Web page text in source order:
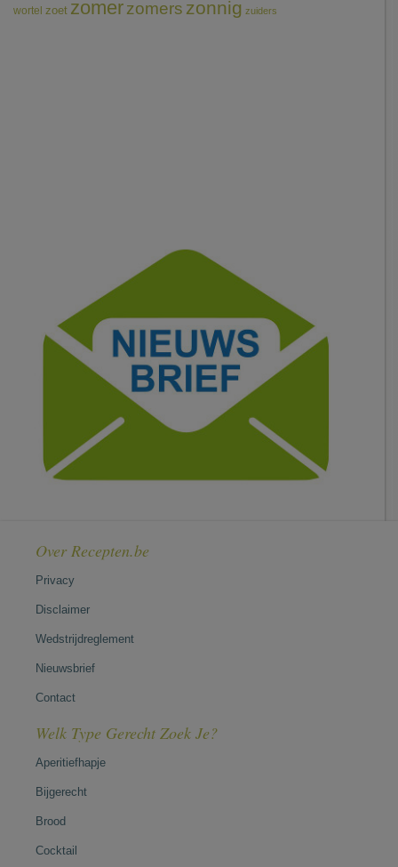
wortel zoet zomerzomers zonnig zuiders
Over Recepten.be
Privacy
Disclaimer
Wedstrijdreglement
Nieuwsbrief
Contact
Welk Type Gerecht Zoek Je?
Aperitiefhapje
Bijgerecht
Brood
Cocktail